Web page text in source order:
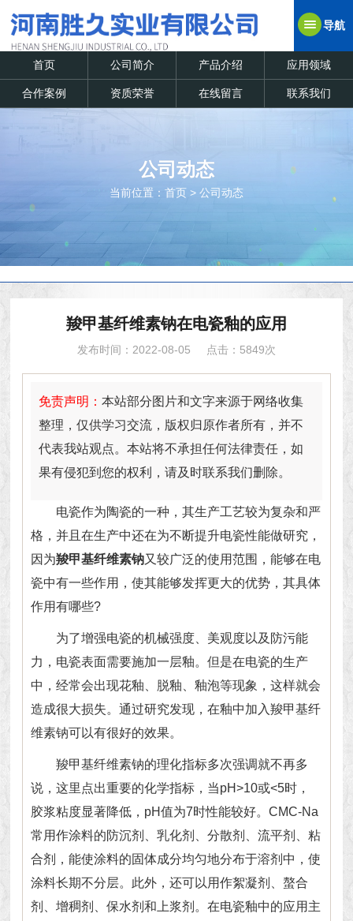
导航
首页 公司简介 产品介绍 应用领域
合作案例 资质荣誉 在线留言 联系我们
公司动态
当前位置： 首页 > 公司动态
羧甲基纤维素钠在电瓷釉的应用
发布时间：2022-08-05 点击：5849次
免责声明：本站部分图片和文字来源于网络收集
整理，仅供学习交流，版权归原作者所有，并不
代表我站观点。本站将不承担任何法律责任，如
果有侵犯到您的权利，请及时联系我们删除。
电瓷作为陶瓷的一种，其生产工艺较为复杂和严
格，并且在生产中还在为不断提升电瓷性能做研究，
因为羧甲基纤维素钠又较广泛的使用范围，能够在电
瓷中有一些作用，使其能够发挥更大的优势，其具体
作用有哪些?
为了增强电瓷的机械强度、美观度以及防污能
力，电瓷表面需要施加一层釉。但是在电瓷的生产
中，经常会出现花釉、脱釉、釉泡等现象，这样就会
造成很大损失。通过研究发现，在釉中加入羧甲基纤
维素钠可以有很好的效果。
羧甲基纤维素钠的理化指标多次强调就不再多
说，这里点出重要的化学指标，当pH>10或<5时，
胶浆粘度显著降低，pH值为7时性能较好。CMC-Na
常用作涂料的防沉剂、乳化剂、分散剂、流平剂、粘
合剂，能使涂料的固体成分均匀地分布于溶剂中，使
涂料长期不分层。此外，还可以用作絮凝剂、螯合
剂、增稠剂、保水剂和上浆剂。在电瓷釉中的应用主